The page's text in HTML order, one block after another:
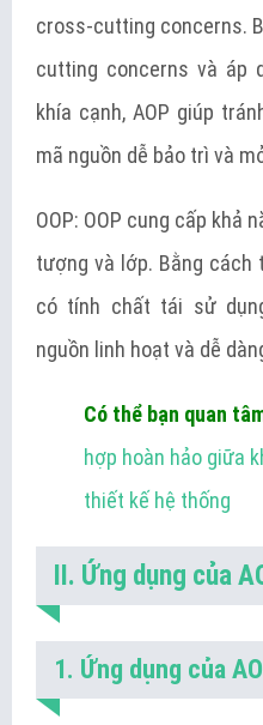
cross-cutting concerns.
cutting concerns và áp
khía cạnh, AOP giúp
mã nguồn dễ bảo trì và
OOP: OOP cung cấp khả
tượng và lớp. Bằng
có tính chất tái sử
nguồn linh hoạt và dễ
Có thể bạn quan
hợp hoàn hảo giữa
thiết kế hệ thống
II. Ứng dụng của
1. Ứng dụng của